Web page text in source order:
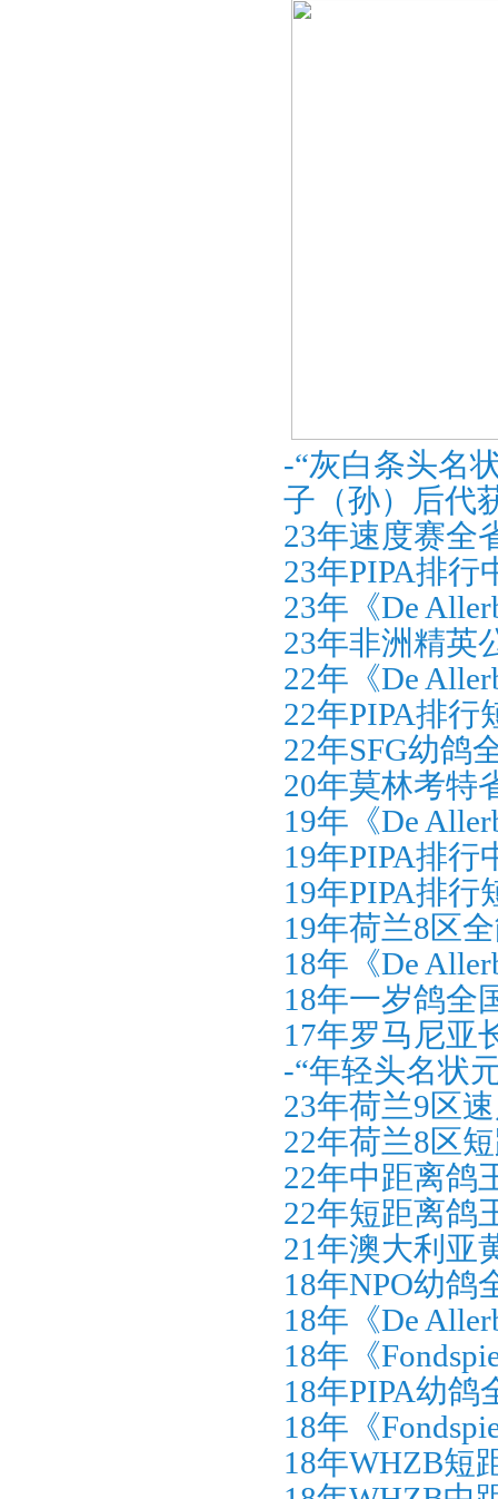
-“灰白条头名
子（孙）后代
23年速度赛全
23年PIPA排行
23年《De
23年非洲精英
22年《De
22年PIPA排行
22年SFG幼鸽
20年莫林考特
19年《De
19年PIPA排行
19年PIPA排
19年荷兰8区
18年《De
18年一岁鸽全
17年罗马尼亚
-“年轻头名状
23年荷兰9区
22年荷兰8区
22年中距离鸽
22年短距离鸽
21年澳大利亚
18年NPO幼鸽
18年《De
18年《
18年PIPA幼鸽
18年《
18年WHZB短